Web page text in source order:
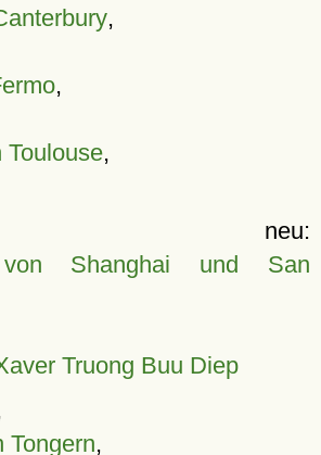
,
,
Toulouse,
von Shanghai und San
Truong Buu Diep
Tongern,